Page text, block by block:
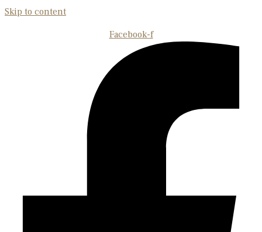
Skip to content
Facebook-f